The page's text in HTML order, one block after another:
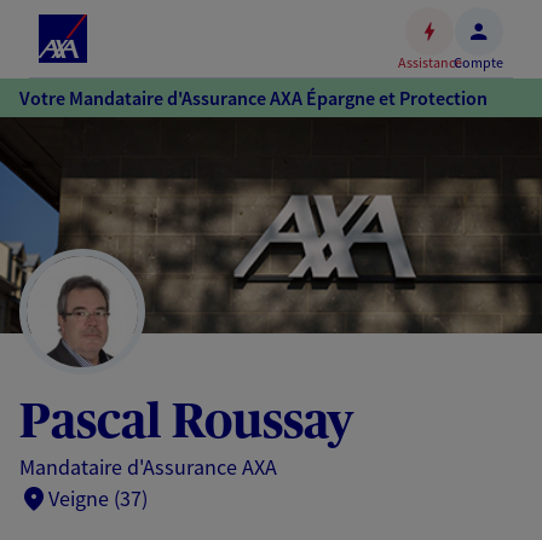
Accéder
au
Accéder
au
pied
de
page
AssistanceCompte
Votre Mandataire d'Assurance AXA Épargne et Protection
Pascal Roussay
Mandataire d'Assurance AXA
Veigne (37)